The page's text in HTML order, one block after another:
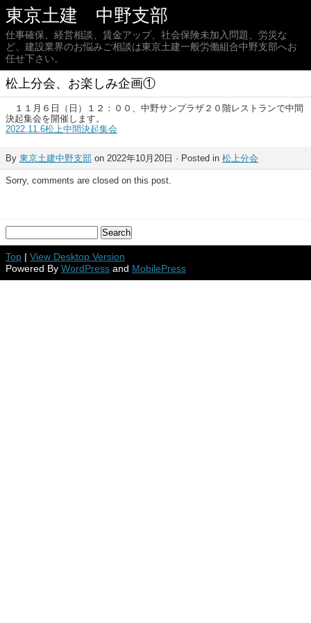
東京土建 中野支部
仕事確保、経営相談、賃金アップ、社会保険未加入問題、労災な
ど、建設業界のお悩みご相談は東京土建一般労働組合中野支部へお
任せ下さい。
松上分会、お楽しみ企画①
１１月６日（日）１２：００、中野サンプラザ２０階レストランで中間
決起集会を開催します。
2022.11.6松上中間決起集会
By 東京土建中野支部 on 2022年10月20日 · Posted in 松上分会
Sorry, comments are closed on this post.
Top | View Desktop Version
Powered By WordPress and MobilePress